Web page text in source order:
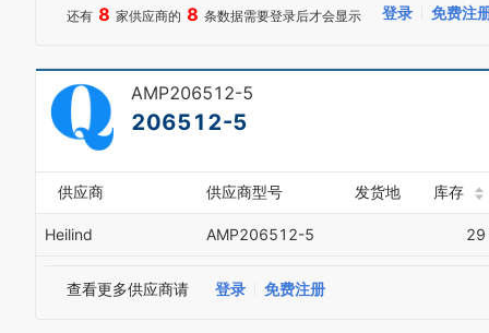
还有 8 家供应商的 8 条数据需要登录后才会显示 登录 免费注
AMP206512-5
206512-5
供应商 供应商型号 发货地 库存
Heilind AMP206512-5 29
查看更多供应商请 登录 免费注册